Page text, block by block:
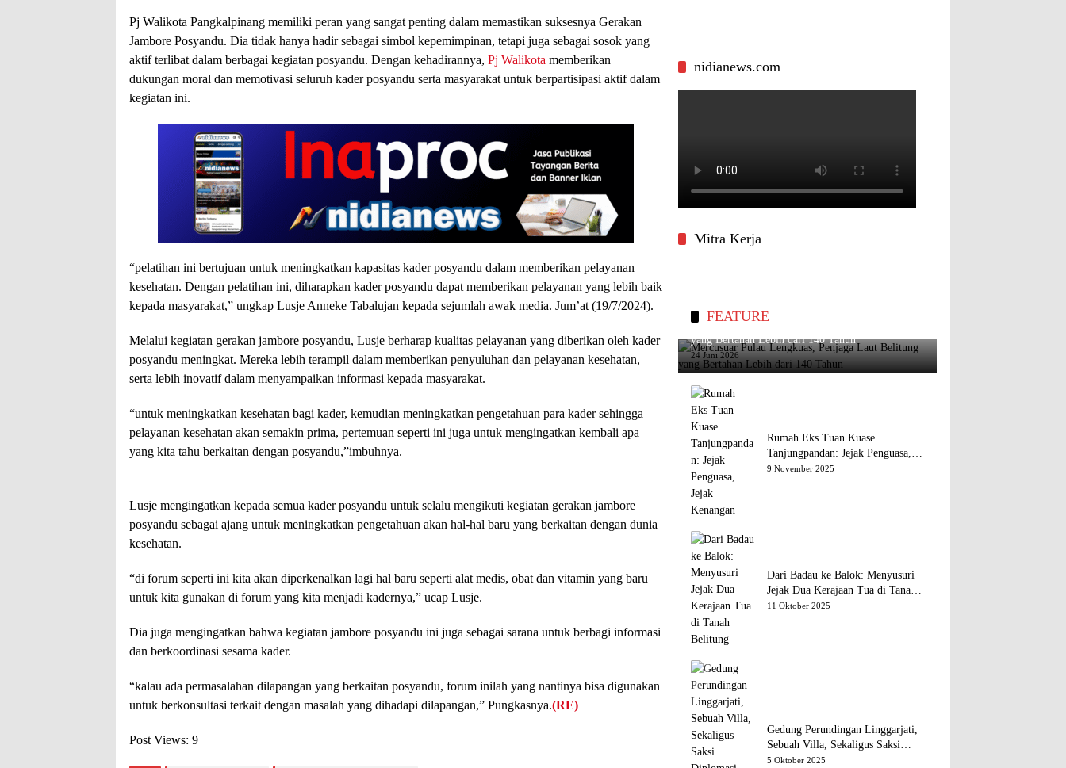
Pj Walikota Pangkalpinang memiliki peran yang sangat penting dalam memastikan suksesnya Gerakan
Jambore Posyandu. Dia tidak hanya hadir sebagai simbol kepemimpinan, tetapi juga sebagai sosok yang
aktif terlibat dalam berbagai kegiatan posyandu. Dengan kehadirannya, Pj Walikota memberikan
dukungan moral dan memotivasi seluruh kader posyandu serta masyarakat untuk berpartisipasi aktif dalam
kegiatan ini.
“pelatihan ini bertujuan untuk meningkatkan kapasitas kader posyandu dalam memberikan pelayanan
kesehatan. Dengan pelatihan ini, diharapkan kader posyandu dapat memberikan pelayanan yang lebih baik
kepada masyarakat,” ungkap Lusje Anneke Tabalujan kepada sejumlah awak media. Jum’at (19/7/2024).
Melalui kegiatan gerakan jambore posyandu, Lusje berharap kualitas pelayanan yang diberikan oleh kader
posyandu meningkat. Mereka lebih terampil dalam memberikan penyuluhan dan pelayanan kesehatan,
serta lebih inovatif dalam menyampaikan informasi kepada masyarakat.
“untuk meningkatkan kesehatan bagi kader, kemudian meningkatkan pengetahuan para kader sehingga
pelayanan kesehatan akan semakin prima, pertemuan seperti ini juga untuk mengingatkan kembali apa
yang kita tahu berkaitan dengan posyandu,”imbuhnya.
Lusje mengingatkan kepada semua kader posyandu untuk selalu mengikuti kegiatan gerakan jambore
posyandu sebagai ajang untuk meningkatkan pengetahuan akan hal-hal baru yang berkaitan dengan dunia
kesehatan.
“di forum seperti ini kita akan diperkenalkan lagi hal baru seperti alat medis, obat dan vitamin yang baru
untuk kita gunakan di forum yang kita menjadi kadernya,” ucap Lusje.
Dia juga mengingatkan bahwa kegiatan jambore posyandu ini juga sebagai sarana untuk berbagi informasi
dan berkoordinasi sesama kader.
“kalau ada permasalahan dilapangan yang berkaitan posyandu, forum inilah yang nantinya bisa digunakan
untuk berkonsultasi terkait dengan masalah yang dihadapi dilapangan,” Pungkasnya.(RE)
Post Views: 9
nidianews.com
Mitra Kerja
FEATURE
Mercusuar Pulau Lengkuas, Penjaga Laut Belitung
yang Bertahan Lebih dari 140 Tahun
24 Juni 2026
Rumah Eks Tuan Kuase
Tanjungpandan: Jejak Penguasa,
Jejak Kenangan
9 November 2025
Dari Badau ke Balok: Menyusuri
Jejak Dua Kerajaan Tua di Tanah
Belitung
11 Oktober 2025
Gedung Perundingan Linggarjati,
Sebuah Villa, Sekaligus Saksi
Diplomasi yang Mengubah Arah
5 Oktober 2025